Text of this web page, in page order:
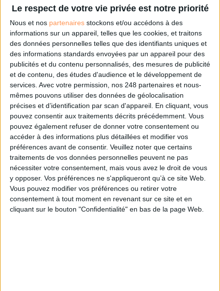
Le respect de votre vie privée est notre priorité
Nous et nos partenaires stockons et/ou accédons à des
informations sur un appareil, telles que les cookies, et traitons
des données personnelles telles que des identifiants uniques et
des informations standards envoyées par un appareil pour des
publicités et du contenu personnalisés, des mesures de publicité
et de contenu, des études d'audience et le développement de
services. Avec votre permission, nos 248 partenaires et nous-
mêmes pouvons utiliser des données de géolocalisation
précises et d’identification par scan d'appareil. En cliquant, vous
pouvez consentir aux traitements décrits précédemment. Vous
pouvez également refuser de donner votre consentement ou
accéder à des informations plus détaillées et modifier vos
préférences avant de consentir. Veuillez noter que certains
traitements de vos données personnelles peuvent ne pas
nécessiter votre consentement, mais vous avez le droit de vous
y opposer. Vos préférences ne s'appliqueront qu’à ce site Web.
Vous pouvez modifier vos préférences ou retirer votre
consentement à tout moment en revenant sur ce site et en
cliquant sur le bouton "Confidentialité" en bas de la page Web.
Live
Classement
La bibliothèque de Lille
confie son récolement
et son catalogage à
AureXus
Numérisation
Le Bénin bascule dans la
dématérialisation tous azimuts
Gooooal !
Le plus beau but de
tous les temps, signé
Pelé, reconstitué grâce
à l'IA et aux archives
Abonné IA en entreprise : encadrer